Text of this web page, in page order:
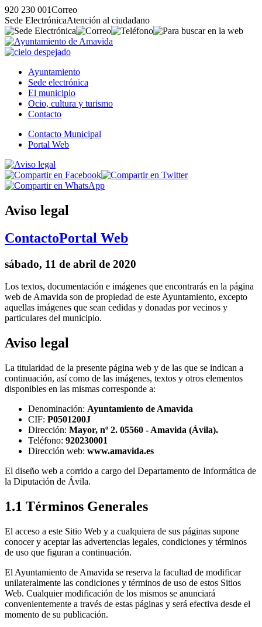
920 230 001Correo
Sede ElectrónicaAtención al ciudadano
Ayuntamiento
Sede electrónica
El municipio
Ocio, cultura y turismo
Contacto
Contacto Municipal
Portal Web
Aviso legal
ContactoPortal Web
sábado, 11 de abril de 2020
Los textos, documentación e imágenes que encontrarás en la página
web de Amavida son de propiedad de este Ayuntamiento, excepto
aquellas imágenes que sean cedidas y donadas por vecinos y
particulares del municipio.
Aviso legal
La titularidad de la presente página web y de las que se indican a
continuación, así como de las imágenes, textos y otros elementos
disponibles en las mismas corresponde a:
Denominación: Ayuntamiento de Amavida
CIF: P0501200J
Dirección: Mayor, nº 2. 05560 - Amavida (Ávila).
Teléfono: 920230001
Dirección web: www.amavida.es
El diseño web a corrido a cargo del Departamento de Informática de
la Diputación de Ávila.
1.1 Términos Generales
El acceso a este Sitio Web y a cualquiera de sus páginas supone
conocer y aceptar las advertencias legales, condiciones y términos
de uso que figuran a continuación.
El Ayuntamiento de Amavida se reserva la facultad de modificar
unilateralmente las condiciones y términos de uso de estos Sitios
Web. Cualquier modificación de los mismos se anunciará
convenientemente a través de estas páginas y será efectiva desde el
momento de su publicación.